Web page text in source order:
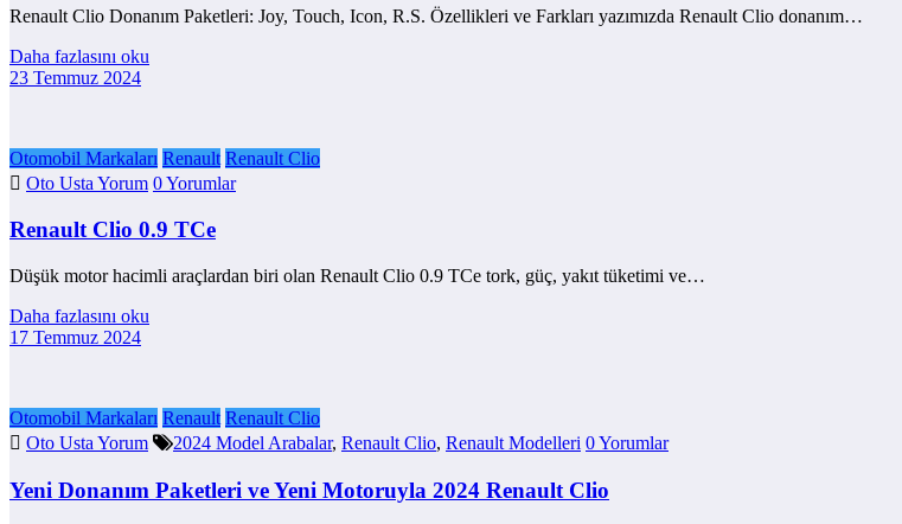
Renault Clio Donanım Paketleri: Joy, Touch, Icon, R.S. Özellikleri ve Farkları yazımızda Renault Clio donanım…
Daha fazlasını oku
23 Temmuz 2024
Otomobil Markaları Renault Renault Clio
Oto Usta Yorum 0 Yorumlar
Renault Clio 0.9 TCe
Düşük motor hacimli araçlardan biri olan Renault Clio 0.9 TCe tork, güç, yakıt tüketimi ve…
Daha fazlasını oku
17 Temmuz 2024
Otomobil Markaları Renault Renault Clio
Oto Usta Yorum
2024 Model Arabalar, Renault Clio, Renault Modelleri 0 Yorumlar
Yeni Donanım Paketleri ve Yeni Motoruyla 2024 Renault Clio